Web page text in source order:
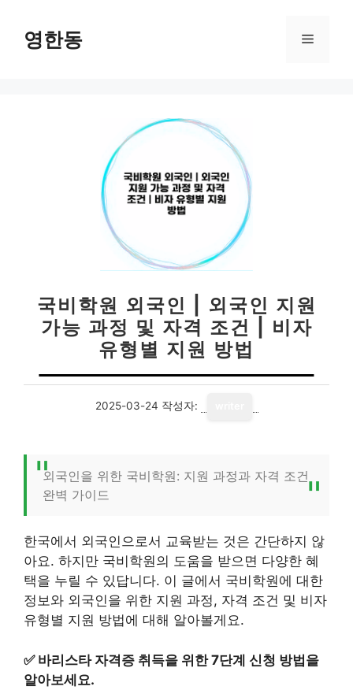
영한동 메
국비학원 외국인 | 외국인 지원
가능 과정 및 자격 조건 | 비자
유형별 지원 방법
2025-03-24 작성자:
외국인을 위한 국비학원: 지원 과정과 자격 조건
완벽 가이드
한국에서 외국인으로서 교육받는 것은 간단하지 않
아요. 하지만 국비학원의 도움을 받으면 다양한 혜
택을 누릴 수 있답니다. 이 글에서 국비학원에 대한
정보와 외국인을 위한 지원 과정, 자격 조건 및 비자
유형별 지원 방법에 대해 알아볼게요.
✅ 바리스타 자격증 취득을 위한 7단계 신청 방법을
알아보세요.